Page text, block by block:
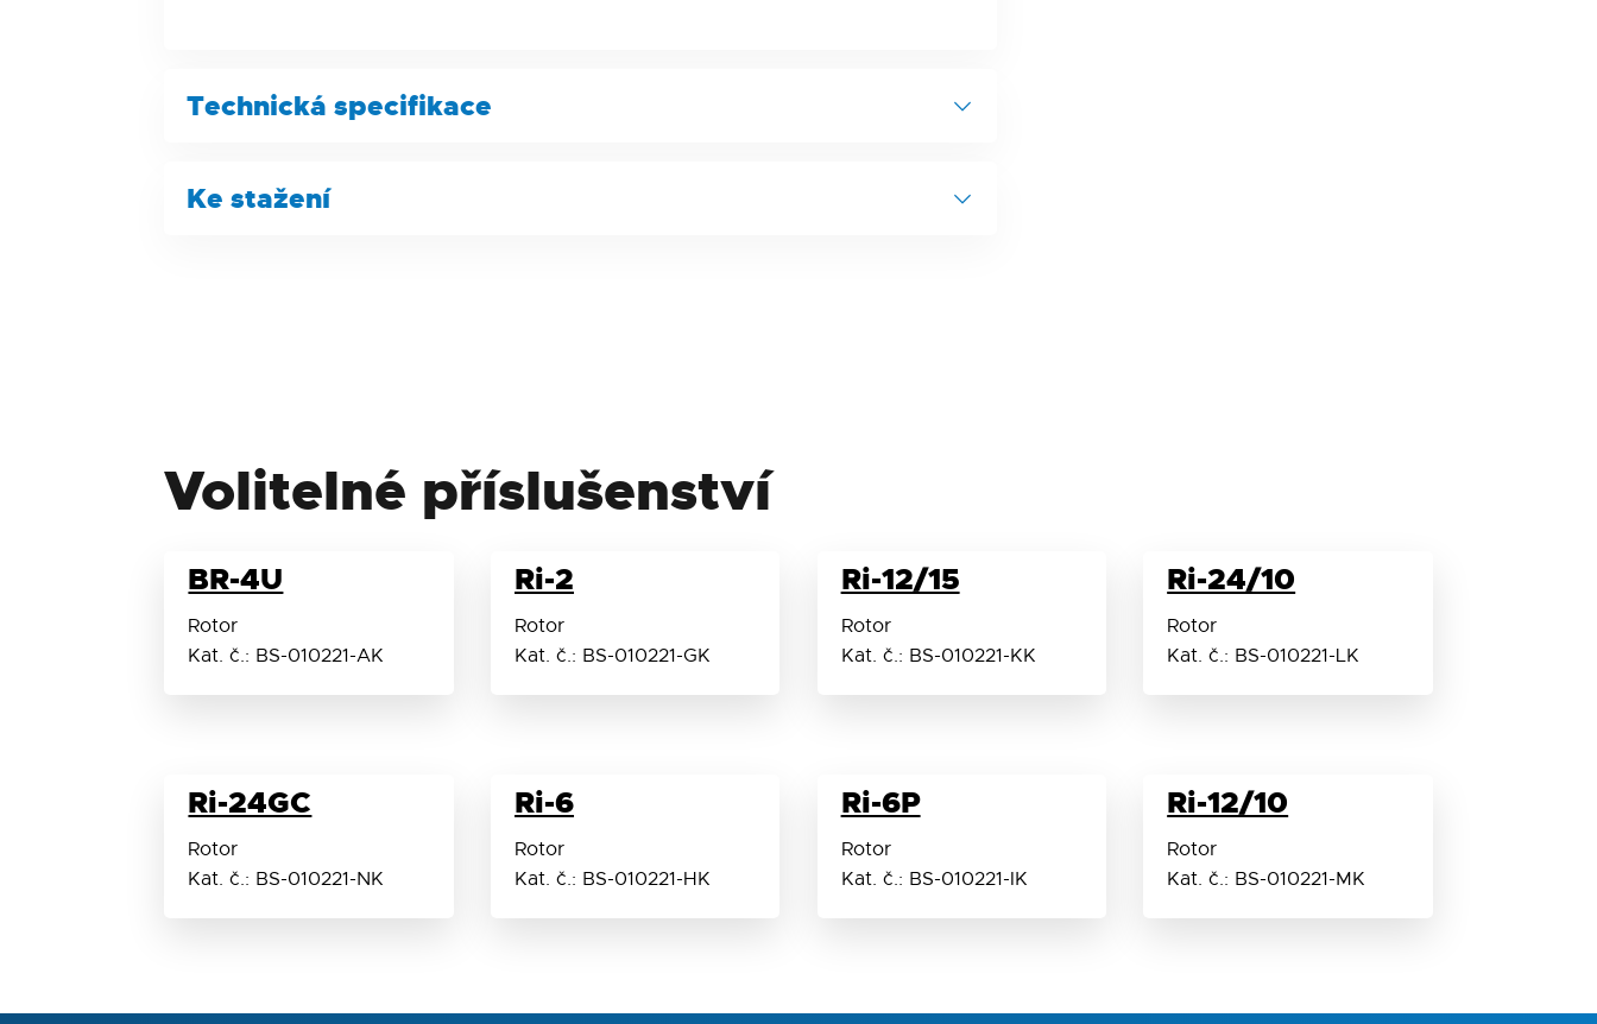
Technická specifikace
Parametr
Diagnostika nevyváženosti rotoru
Detekce rotoru
Displej LCD
Ochrana
Celkové rozměry (š × h × v)
Hmotnost 16,5 kg
Ke stažení
Volitelné příslušenství
BR-4U
Rotor
Kat. č.: BS-010221-AK
Ri-2
Rotor
Kat. č.: BS-010221-GK
Ri-12/15
Rotor
Kat. č.: BS-010221-KK
Ri-24/10
Rotor
Kat. č.: BS-010221-LK
Ri-24GC
Rotor
Kat. č.: BS-010221-NK
Ri-6
Rotor
Kat. č.: BS-010221-HK
Ri-6P
Rotor
Kat. č.: BS-010221-IK
Ri-12/10
Rotor
Kat. č.: BS-010221-MK